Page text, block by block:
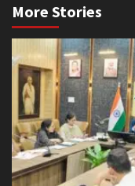
More Stories